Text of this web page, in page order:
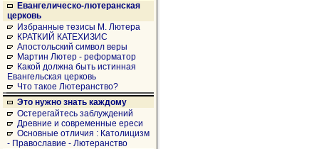
Евангелическо-лютеранская
церковь
Избранные тезисы М. Лютера
КРАТКИЙ КАТЕХИЗИС
Апостольский символ веры
Мартин Лютер - реформатор
Какой должна быть истинная
Евангельская церковь
Что такое Лютеранство?
Это нужно знать каждому
Остерегайтесь заблуждений
Древние и современные ереси
Основные отличия : Католицизм
- Православие - Лютеранство